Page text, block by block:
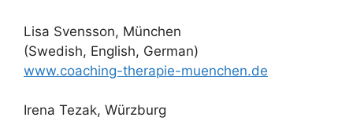
Lisa Svensson, München
(Swedish, English, German)
www.coaching-therapie-muenchen.de
Irena Tezak, Würzburg